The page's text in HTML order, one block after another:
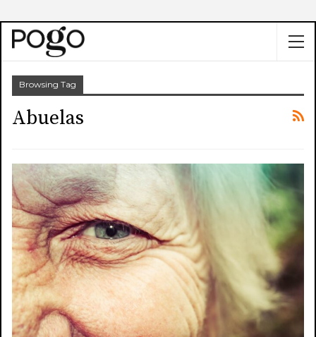
Browsing Tag
Abuelas